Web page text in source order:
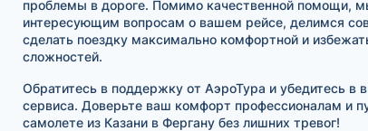
проблемы в дороге. Помимо качественной помощи,
интересующим вопросам о вашем рейсе, делимся
сделать поездку максимально комфортной и
сложностей.
Обратитесь в поддержку от АэроТура и убедитесь в
сервиса. Доверьте ваш комфорт профессионалам и
самолете из Казани в Фергану без лишних тревог!